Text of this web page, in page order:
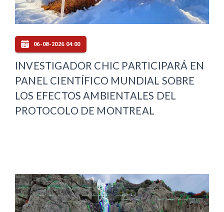
06-08-2026 04:00
INVESTIGADOR CHIC PARTICIPARÁ EN
PANEL CIENTÍFICO MUNDIAL SOBRE
LOS EFECTOS AMBIENTALES DEL
PROTOCOLO DE MONTREAL